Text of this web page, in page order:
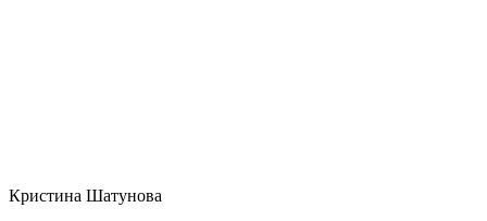
Кристина Шатунова